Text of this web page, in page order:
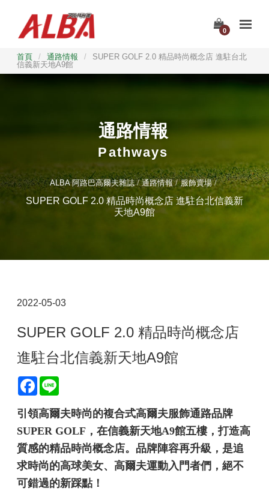
0
首頁 / 通路情報 /
SUPER GOLF 2.0 精品時尚概念店 進駐台北
信義新天地A9館
通路情報
Pathways
ALBA 阿路巴高爾夫雜誌 通路情報 服飾賣場
SUPER GOLF 2.0 精品時尚概念店 進駐台北信義新
天地A9館
2022-05-03
SUPER GOLF 2.0 精品時尚概念店
進駐台北信義新天地A9館
Facebook
引領高爾夫時尚的複合式高爾夫服飾通路品牌
SUPER GOLF，在信義新天地A9館五樓，打造高
質感的精品時尚概念店。品牌陣容再升級，是追
求時尚的高球美女、高爾夫運動入門者們，絕不
可錯過的新踩點！